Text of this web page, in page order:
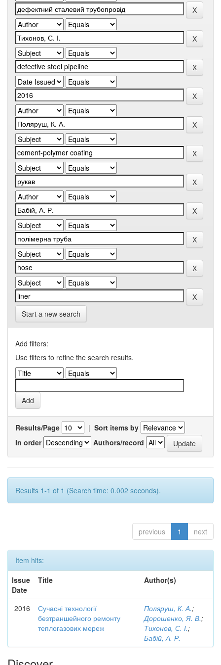
Start a new search
Add filters:
Use filters to refine the search results.
Results/Page | Sort items by
In order
Authors/record
Results 1-1 of 1 (Search time: 0.002 seconds).
previous 1 next
Item hits:
Issue
Date
Title Author(s)
2016
Сучасні технології
безтраншейного ремонту
теплогазових мереж
Поляруш, К. А.;
Дорошенко, Я. В.;
Тихонов, С. І.;
Бабій, А. Р.